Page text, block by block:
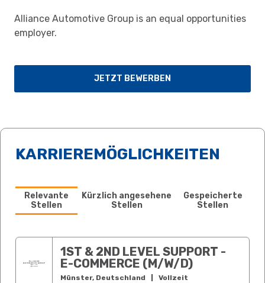
Alliance Automotive Group is an equal opportunities
employer.
JETZT BEWERBEN
KARRIEREMÖGLICHKEITEN
Relevante
Stellen
Kürzlich angesehene
Stellen
Gespeicherte
Stellen
1ST & 2ND LEVEL SUPPORT -
E-COMMERCE (M/W/D)
Münster, Deutschland Vollzeit